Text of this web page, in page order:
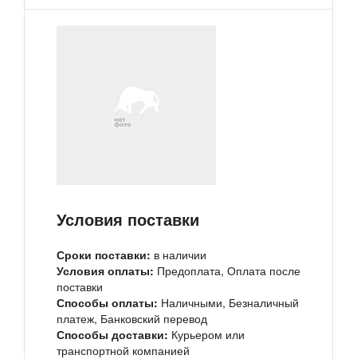
Условия поставки
Сроки поставки: в наличии
Условия оплаты: Предоплата, Оплата после
поставки
Способы оплаты: Наличными, Безналичный
платеж, Банковский перевод
Способы доставки: Курьером или
транспортной компанией